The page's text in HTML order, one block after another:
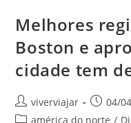
Melhores
Boston e
cidade tem
Autor
do
viverviajar
Post04/
Categoria
américa do norte /